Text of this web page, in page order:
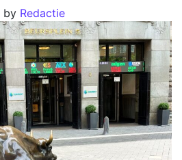
by Redactie